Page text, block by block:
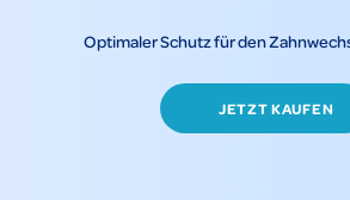
Optimaler Schutz für den
JETZT KAUFEN